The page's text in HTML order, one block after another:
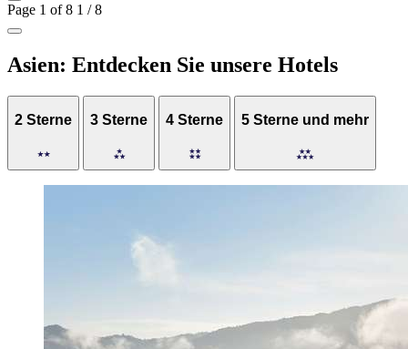
Page 1 of 8 1 / 8
Asien: Entdecken Sie unsere Hotels
2 Sterne 3 Sterne 4 Sterne 5 Sterne und mehr